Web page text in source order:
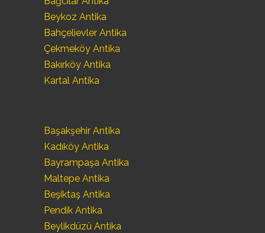
Beykoz Antika
Bahçelievler Antika
Çekmeköy Antika
Bakırköy Antika
Kartal Antika
Başakşehir Antika
Kadıköy Antika
Bayrampaşa Antika
Maltepe Antika
Beşiktaş Antika
Pendik Antika
Beylikdüzü Antika